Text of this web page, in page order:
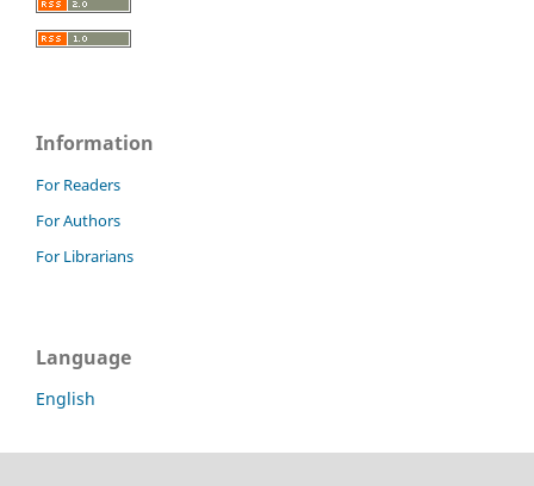
Information
For Readers
For Authors
For Librarians
Language
English